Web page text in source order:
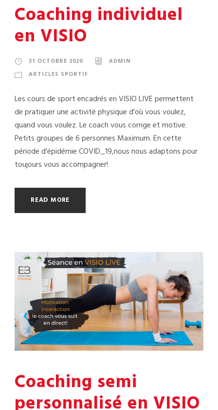
Coaching individuel
en VISIO
31 OCTOBRE 2020
ADMIN
ARTICLES SPORTIF
Les cours de sport encadrés en VISIO LIVE permettent
de pratiquer une activité physique d'où vous voulez,
quand vous voulez. Le coach vous corrige et motive.
Petits groupes de 6 personnes Maximum. En cette
période d'épidémie COVID_19,nous nous adaptons pour
toujours vous accompagner!
READ MORE
Coaching semi
personnalisé en VISIO